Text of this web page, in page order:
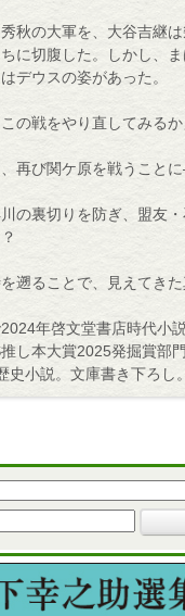
秋の大軍を、大谷吉継は
に切腹した。しかし、
デウスの姿があった。
の戦をやり直してみるか
再び関ケ原を戦うこと
の裏切りを防ぎ、盟友・
遡ることで、見えてきた
年啓文堂書店時代小
し本大賞2025発掘賞部
小説。文庫書き下ろし。